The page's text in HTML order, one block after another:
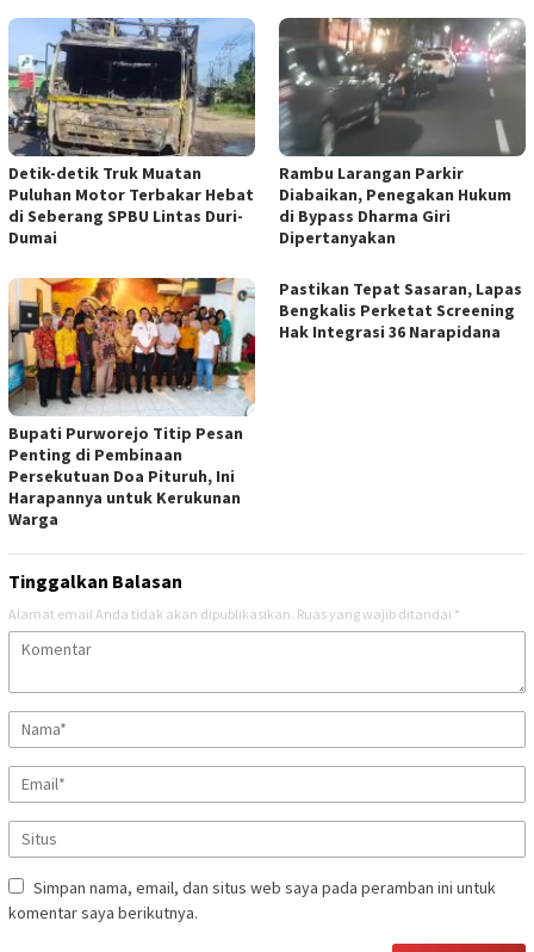
Detik-detik Truk Muatan
Puluhan Motor Terbakar Hebat
di Seberang SPBU Lintas Duri-
Dumai
Rambu Larangan Parkir
Diabaikan, Penegakan Hukum
di Bypass Dharma Giri
Dipertanyakan
Bupati Purworejo Titip Pesan
Penting di Pembinaan
Persekutuan Doa Pituruh, Ini
Harapannya untuk Kerukunan
Warga
Pastikan Tepat Sasaran, Lapas
Bengkalis Perketat Screening
Hak Integrasi 36 Narapidana
Tinggalkan Balasan
Alamat email Anda tidak akan dipublikasikan. Ruas yang wajib ditandai *
Simpan nama, email, dan situs web saya pada peramban ini untuk
komentar saya berikutnya.